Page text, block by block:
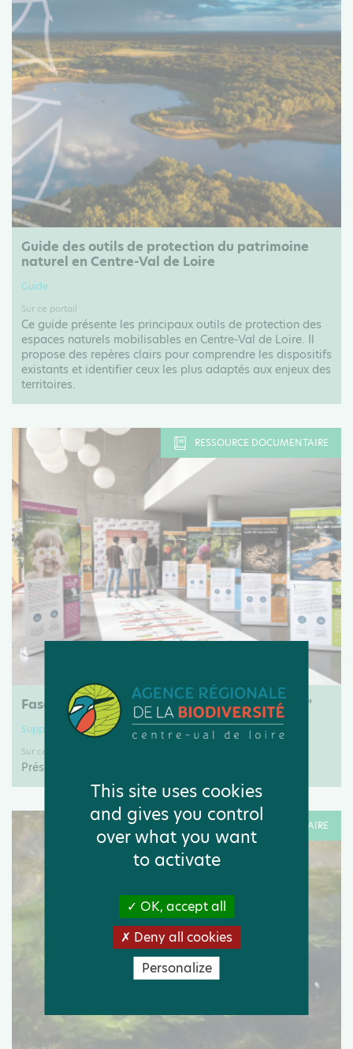
Guide des outils de protection du patrimoine
naturel en Centre-Val de Loire
Guide
Sur ce portail
Ce guide présente les principaux outils de protection des
espaces naturels mobilisables en Centre-Val de Loire. Il
propose des repères clairs pour comprendre les dispositifs
existants et identifier ceux les plus adaptés aux enjeux des
territoires.
RESSOURCE DOCUMENTAIRE
Fascicule Exposition "La biodiversité et nous"
Support de communication
Sur ce portail
Présentation de l'exposition "La biodiversité et nous"
RESSOURCE DOCUMENTAIRE
This site uses cookies
and gives you control
over what you want
to activate
OK, accept all
Deny all cookies
Personalize